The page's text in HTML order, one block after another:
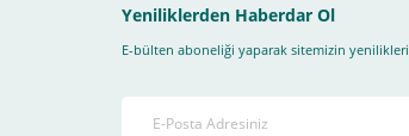
4-Son olarak siparişi vermiş
Yeniliklerden Haberdar Ol
E-bülten aboneliği yaparak sitemizin